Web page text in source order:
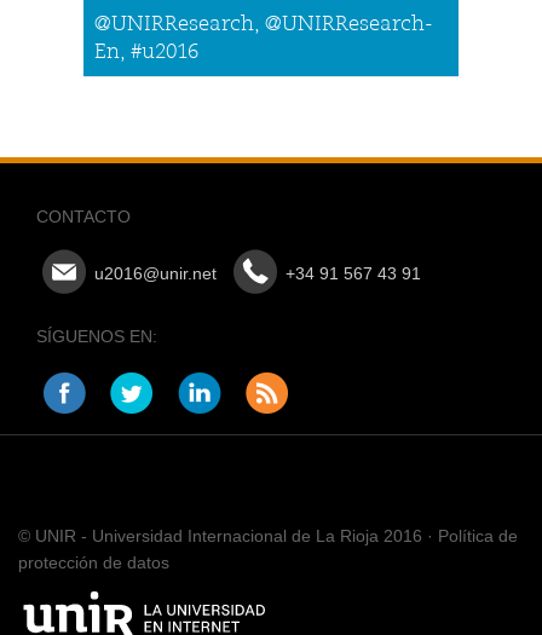
@UNIRResearch, @UNIRResearch-
En, #u2016
CONTACTO
u2016@unir.net +34 91 567 43 91
SÍGUENOS EN:
© UNIR - Universidad Internacional de La Rioja 2016 · Política de
protección de datos